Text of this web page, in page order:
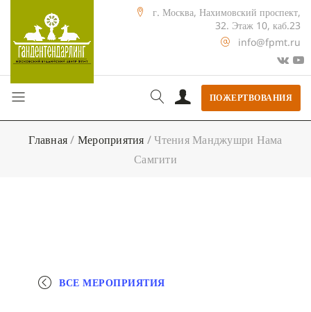
г. Москва, Нахимовский проспект,
32. Этаж 10, каб.23
info@fpmt.ru
ПОЖЕРТВОВАНИЯ
Главная/ Мероприятия /Чтения Манджушри Нама
Самгити
ВСЕ МЕРОПРИЯТИЯ